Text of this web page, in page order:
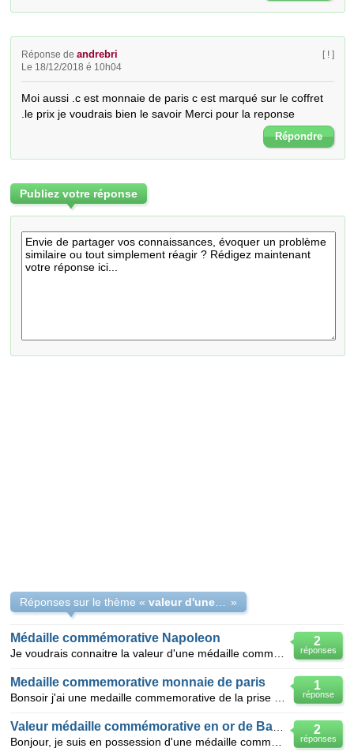
Réponse deandrebri
Le 18/12/2018 é 10h04
[ ! ]
Moi aussi .c est monnaie de paris c est marqué sur le coffret
.le prix je voudrais bien le savoir Merci pour la reponse
Répondre
Publiez votre réponse
Réponses sur le thème « »
2
réponses
Médaille commémorative Napoleon
1
réponse
Medaille commemorative monnaie de paris
2
réponses